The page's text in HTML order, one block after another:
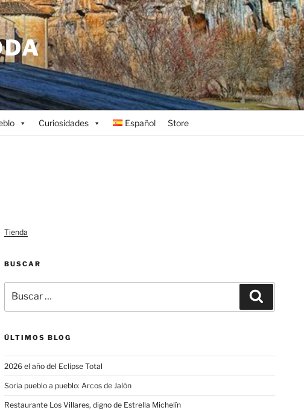
Curiosidades Español Store
Tienda
BUSCAR
por:
ÚLTIMOS BLOG
2026 el año del Eclipse Total
Soria pueblo a pueblo: Arcos de Jalón
Restaurante Los Villares, digno de Estrella Michelín